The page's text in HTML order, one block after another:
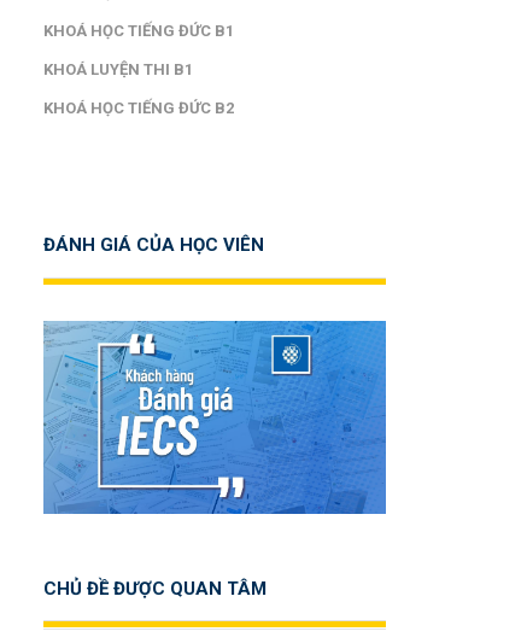
KHOÁ HỌC TIẾNG ĐỨC B1
KHOÁ LUYỆN THI B1
KHOÁ HỌC TIẾNG ĐỨC B2
ĐÁNH GIÁ CỦA HỌC VIÊN
CHỦ ĐỀ ĐƯỢC QUAN TÂM